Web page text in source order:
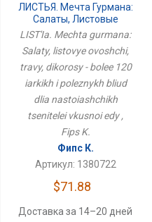
ЛИСТЬЯ. Мечта Гурмана:
Салаты, Листовые
Овощи, Травы,
Дикоросы - Более 120
Ярких И Полезных Блюд
Для Настоящих
Ценителей Вкусной Еды
LIST'Ia. Mechta gurmana:
Salaty, listovye ovoshchi,
travy, dikorosy - bolee 120
iarkikh i poleznykh bliud
dlia nastoiashchikh
tsenitelei vkusnoi edy ,
Fips K.
Фипс К.
Артикул: 1380722
$71.88
Доставка за 14–20 дней